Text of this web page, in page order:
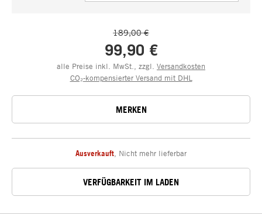
189,00 €
99,90 €
alle Preise inkl. MwSt., zzgl. Versandkosten
CO₂-kompensierter Versand mit DHL
MERKEN
Ausverkauft Nicht mehr lieferbar
VERFÜGBARKEIT IM LADEN